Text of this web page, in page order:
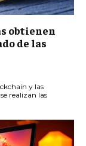
obtienen
de las
y las
realizan las